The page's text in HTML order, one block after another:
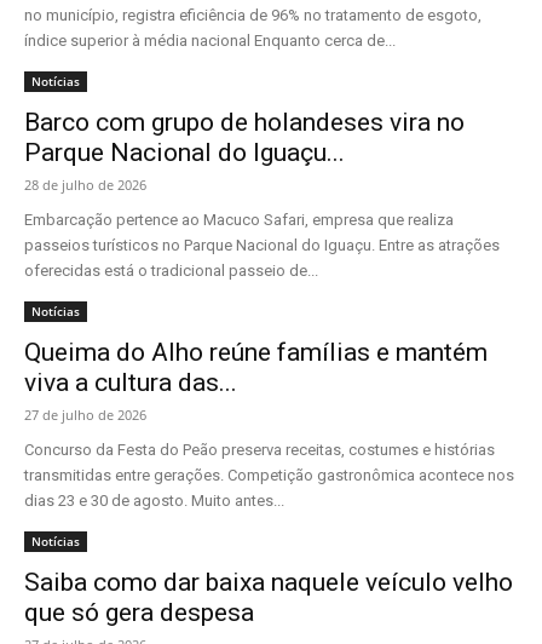
no município, registra eficiência de 96% no tratamento de esgoto,
índice superior à média nacional Enquanto cerca de...
Notícias
Barco com grupo de holandeses vira no
Parque Nacional do Iguaçu...
28 de julho de 2026
Embarcação pertence ao Macuco Safari, empresa que realiza
passeios turísticos no Parque Nacional do Iguaçu. Entre as atrações
oferecidas está o tradicional passeio de...
Notícias
Queima do Alho reúne famílias e mantém
viva a cultura das...
27 de julho de 2026
Concurso da Festa do Peão preserva receitas, costumes e histórias
transmitidas entre gerações. Competição gastronômica acontece nos
dias 23 e 30 de agosto. Muito antes...
Notícias
Saiba como dar baixa naquele veículo velho
que só gera despesa